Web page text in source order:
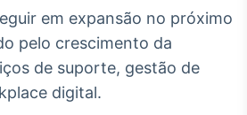
Broadcast
Radar
Monitoramento
inteligente de
em expansão no próximo
pelo crescimento da
de suporte, gestão de
digital.